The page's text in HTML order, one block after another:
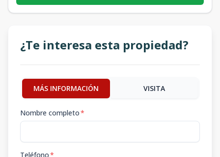
¿Te interesa esta propiedad?
MÁS INFORMACIÓN VISITA
Nombre completo*
Teléfono*